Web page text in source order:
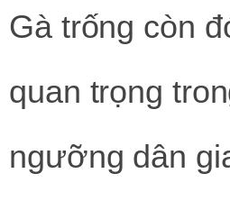
Gà trống còn
quan trọng
ngưỡng dân